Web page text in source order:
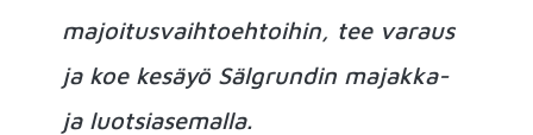
majoitusvaihtoehtoihin, tee varaus
ja koe kesäyö Sälgrundin majakka-
ja luotsiasemalla.